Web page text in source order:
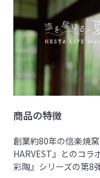
商品の特徴
創業約80年の信楽焼
HARVEST』とのコラ
彩陶』シリーズの第8